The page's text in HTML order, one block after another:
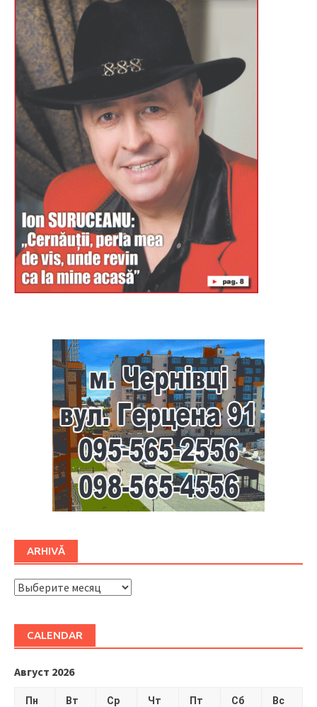
ARHIVĂ
ARHIVĂ
CALENDAR
Август 2026
Пн Вт Ср Чт Пт Сб Вс